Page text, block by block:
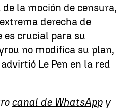
la moción de censura,
derecha de
es crucial para su
no modifica su plan,
Le Pen en la red
canal de WhatsAppy